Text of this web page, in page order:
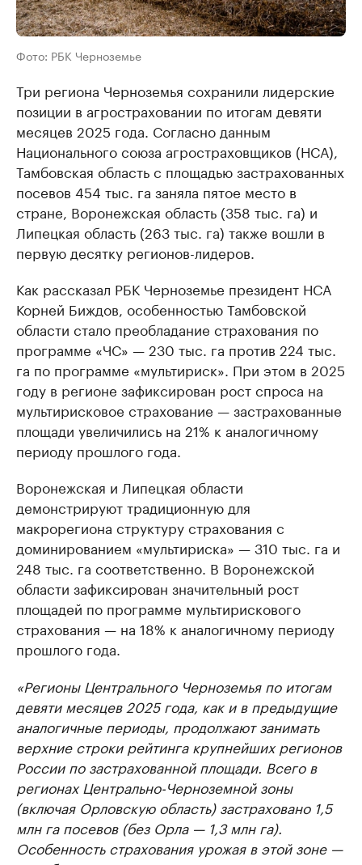
Фото: РБК Черноземье
Три региона Черноземья сохранили лидерские
позиции в агростраховании по итогам девяти
месяцев 2025 года. Согласно данным
Национального союза агростраховщиков (НСА),
Тамбовская область с площадью застрахованных
посевов 454 тыс. га заняла пятое место в
стране, Воронежская область (358 тыс. га) и
Липецкая область (263 тыс. га) также вошли в
первую десятку регионов-лидеров.
Как рассказал РБК Черноземье президент НСА
Корней Биждов, особенностью Тамбовской
области стало преобладание страхования по
программе «ЧС» — 230 тыс. га против 224 тыс.
га по программе «мультириск». При этом в 2025
году в регионе зафиксирован рост спроса на
мультирисковое страхование — застрахованные
площади увеличились на 21% к аналогичному
периоду прошлого года.
Воронежская и Липецкая области
демонстрируют традиционную для
макрорегиона структуру страхования с
доминированием «мультириска» — 310 тыс. га и
248 тыс. га соответственно. В Воронежской
области зафиксирован значительный рост
площадей по программе мультирискового
страхования — на 18% к аналогичному периоду
прошлого года.
«Регионы Центрального Черноземья по итогам
девяти месяцев 2025 года, как и в предыдущие
аналогичные периоды, продолжают занимать
верхние строки рейтинга крупнейших регионов
России по застрахованной площади. Всего в
регионах Центрально-Черноземной зоны
(включая Орловскую область) застраховано 1,5
млн га посевов (без Орла — 1,3 млн га).
Особенность страхования урожая в этой зоне —